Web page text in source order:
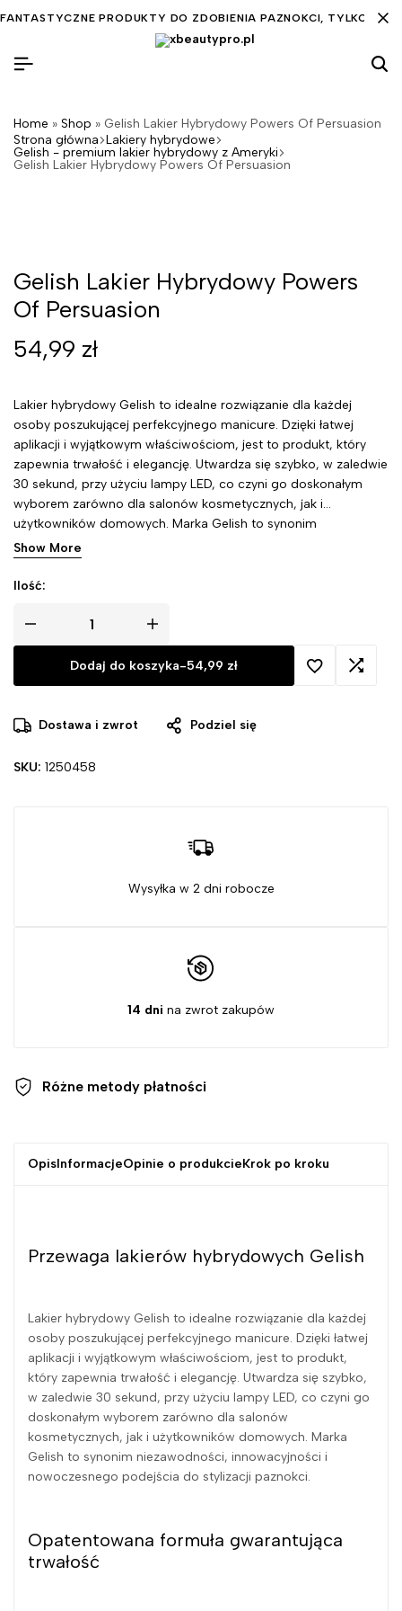
FANTASTYCZNE PRODUKTY DO ZDOBIENIA PAZNOKCI, TYLKO DLA
Home » Shop » Gelish Lakier Hybrydowy Powers Of Persuasion
Strona główna Lakiery hybrydowe
Gelish - premium lakier hybrydowy z Ameryki
Gelish Lakier Hybrydowy Powers Of Persuasion
Gelish Lakier Hybrydowy Powers
Of Persuasion
54,99 zł
Lakier hybrydowy Gelish to idealne rozwiązanie dla każdej
osoby poszukującej perfekcyjnego manicure. Dzięki łatwej
aplikacji i wyjątkowym właściwościom, jest to produkt, który
zapewnia trwałość i elegancję. Utwardza się szybko, w zaledwie
30 sekund, przy użyciu lampy LED, co czyni go doskonałym
wyborem zarówno dla salonów kosmetycznych, jak i
użytkowników domowych. Marka Gelish to synonim
niezawodności, innowacyjności i nowoczesnego podejścia do
stylizacji paznokci.
Show More
Ilość:
Dodaj do koszyka-54,99 zł
Dostawa i zwrot Podziel się
SKU: 1250458
Wysyłka w 2 dni robocze
14 dni na zwrot zakupów
Różne metody płatności
OpisInformacjeOpinie o produkcieKrok po kroku
Przewaga lakierów hybrydowych Gelish
Lakier hybrydowy Gelish to idealne rozwiązanie dla każdej
osoby poszukującej perfekcyjnego manicure. Dzięki łatwej
aplikacji i wyjątkowym właściwościom, jest to produkt,
który zapewnia trwałość i elegancję. Utwardza się szybko,
w zaledwie 30 sekund, przy użyciu lampy LED, co czyni go
doskonałym wyborem zarówno dla salonów
kosmetycznych, jak i użytkowników domowych. Marka
Gelish to synonim niezawodności, innowacyjności i
nowoczesnego podejścia do stylizacji paznokci.
Opatentowana formuła gwarantująca
trwałość